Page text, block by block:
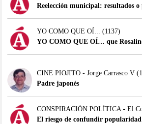
Reelección municipal: resultados o
YO COMO QUE OÍ... (1137)
YO COMO QUE OÍ… que
CINE PIOJITO - Jorge Carrasco V
Padre japonés
CONSPIRACIÓN POLÍTICA - El
El riesgo de confundir